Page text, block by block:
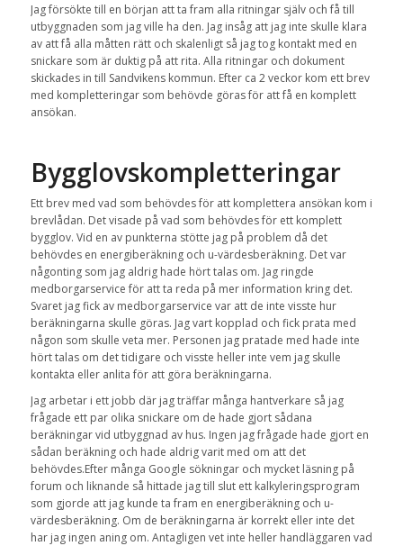
Jag försökte till en början att ta fram alla ritningar själv och få till
utbyggnaden som jag ville ha den. Jag insåg att jag inte skulle klara
av att få alla måtten rätt och skalenligt så jag tog kontakt med en
snickare som är duktig på att rita. Alla ritningar och dokument
skickades in till Sandvikens kommun. Efter ca 2 veckor kom ett brev
med kompletteringar som behövde göras för att få en komplett
ansökan.
Bygglovskompletteringar
Ett brev med vad som behövdes för att komplettera ansökan kom i
brevlådan. Det visade på vad som behövdes för ett komplett
bygglov. Vid en av punkterna stötte jag på problem då det
behövdes en energiberäkning och u-värdesberäkning. Det var
någonting som jag aldrig hade hört talas om. Jag ringde
medborgarservice för att ta reda på mer information kring det.
Svaret jag fick av medborgarservice var att de inte visste hur
beräkningarna skulle göras. Jag vart kopplad och fick prata med
någon som skulle veta mer. Personen jag pratade med hade inte
hört talas om det tidigare och visste heller inte vem jag skulle
kontakta eller anlita för att göra beräkningarna.
Jag arbetar i ett jobb där jag träffar många hantverkare så jag
frågade ett par olika snickare om de hade gjort sådana
beräkningar vid utbyggnad av hus. Ingen jag frågade hade gjort en
sådan beräkning och hade aldrig varit med om att det
behövdes.Efter många Google sökningar och mycket läsning på
forum och liknande så hittade jag till slut ett kalkyleringsprogram
som gjorde att jag kunde ta fram en energiberäkning och u-
värdesberäkning. Om de beräkningarna är korrekt eller inte det
har jag ingen aning om. Antagligen vet inte heller handläggaren vad